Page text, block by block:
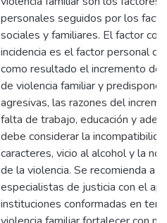
personales seguidos por los
sociales y familiares. El factor con
incidencia es el factor personal
como resultado el incremento de
de violencia familiar y predispone
agresivas, las razones del
falta de trabajo, educación y
debe considerar la
caracteres, vicio al alcohol y la
de la violencia. Se recomienda a
especialistas de justicia con el
instituciones conformadas en